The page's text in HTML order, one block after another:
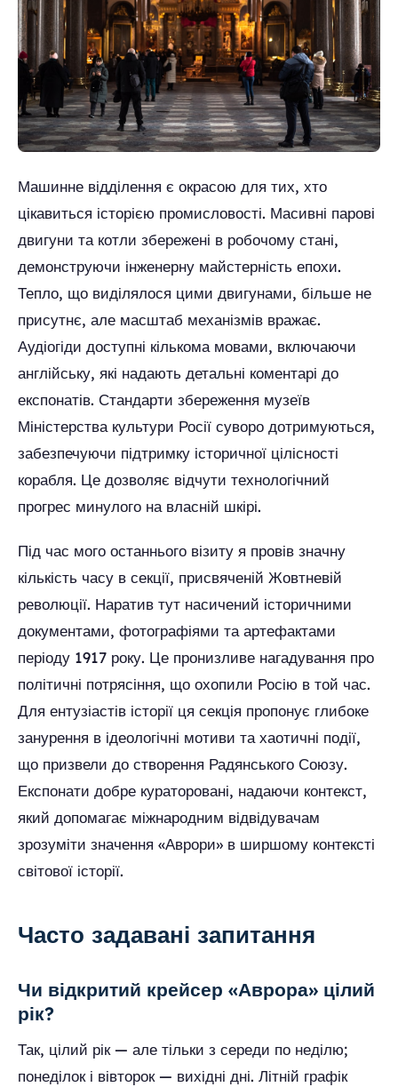
Машинне відділення є окрасою для тих, хто
цікавиться історією промисловості. Масивні парові
двигуни та котли збережені в робочому стані,
демонструючи інженерну майстерність епохи.
Тепло, що виділялося цими двигунами, більше не
присутнє, але масштаб механізмів вражає.
Аудіогіди доступні кількома мовами, включаючи
англійську, які надають детальні коментарі до
експонатів. Стандарти збереження музеїв
Міністерства культури Росії суворо дотримуються,
забезпечуючи підтримку історичної цілісності
корабля. Це дозволяє відчути технологічний
прогрес минулого на власній шкірі.
Під час мого останнього візиту я провів значну
кількість часу в секції, присвяченій Жовтневій
революції. Наратив тут насичений історичними
документами, фотографіями та артефактами
періоду 1917 року. Це пронизливе нагадування про
політичні потрясіння, що охопили Росію в той час.
Для ентузіастів історії ця секція пропонує глибоке
занурення в ідеологічні мотиви та хаотичні події,
що призвели до створення Радянського Союзу.
Експонати добре кураторовані, надаючи контекст,
який допомагає міжнародним відвідувачам
зрозуміти значення «Аврори» в ширшому контексті
світової історії.
Часто задавані запитання
Чи відкритий крейсер «Аврора» цілий
рік?
Так, цілий рік — але тільки з середи по неділю;
понеділок і вівторок — вихідні дні. Літній графік